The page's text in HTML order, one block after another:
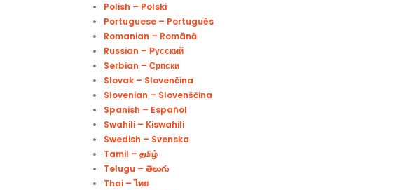
Polish – Polski
Portuguese – Português
Romanian – Română
Russian – Русский
Serbian – Српски
Slovak – Slovenčina
Slovenian – Slovenščina
Spanish – Español
Swahili – Kiswahili
Swedish – Svenska
Tamil – தமிழ்
Telugu – తెలుగు
Thai – ไทย